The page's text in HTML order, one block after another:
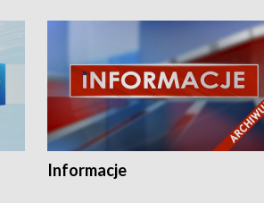
Informacje